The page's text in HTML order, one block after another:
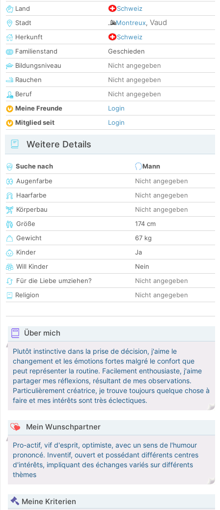
Land
Schweiz
Stadt
Montreux, Vaud
Herkunft
Schweiz
Familienstand
Geschieden
Bildungsniveau
Nicht angegeben
Rauchen
Nicht angegeben
Beruf
Nicht angegeben
Meine Freunde
Login
Mitglied seit
Login
Weitere Details
Suche nach
Mann
Augenfarbe
Nicht angegeben
Haarfarbe
Nicht angegeben
Körperbau
Nicht angegeben
Größe
174 cm
Gewicht
67 kg
Kinder
Ja
Will Kinder
Nein
Für die Liebe umziehen?
Nicht angegeben
Religion
Nicht angegeben
Über mich
Plutôt instinctive dans la prise de décision, j'aime le
changement et les émotions fortes malgré le confort que
peut représenter la routine. Facilement enthousiaste, j'aime
partager mes réflexions, résultant de mes observations.
Particulièrement créatrice, je trouve toujours quelque chose à
faire et mes intérêts sont très éclectiques.
Mein Wunschpartner
Pro-actif, vif d'esprit, optimiste, avec un sens de l'humour
prononcé. Inventif, ouvert et possédant différents centres
d'intérêts, impliquant des échanges variés sur différents
thèmes
Meine Kriterien